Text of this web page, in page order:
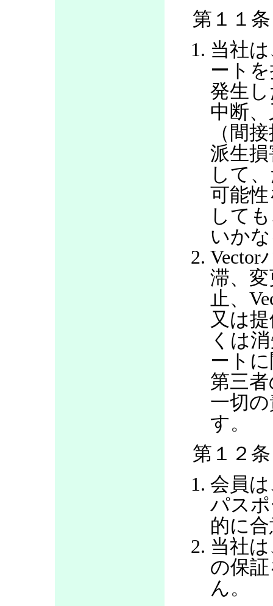
第１１
当社
ート
発生
中断
（間
派生
して
可能
して
いか
Vector
滞、
止、
又は
くは
ート
第三
一切
す。
第１２
会員
パス
的に
当社
の保
ん。